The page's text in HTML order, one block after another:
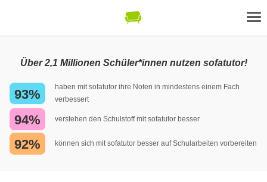
Über 2,1 Millionen Schüler*innen nutzen sofatutor!
93%
haben mit sofatutor ihre Noten in mindestens einem Fach
verbessert
94% verstehen den Schulstoff mit sofatutor besser
92% können sich mit sofatutor besser auf Schularbeiten vorbereiten